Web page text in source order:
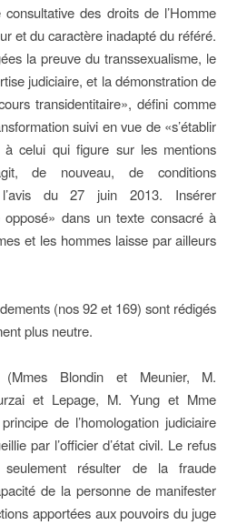
des droits de l’Homme
et du caractère inadapté du référé.
la preuve du transsexualisme, le
judiciaire, et la démonstration de
transidentitaire», défini comme
suivi en vue de «s’établir
celui qui figure sur les mentions
de nouveau, de conditions
l’avis du 27 juin 2013. Insérer
opposé» dans un texte consacré à
et les hommes laisse par ailleurs
(nos 92 et 169) sont rédigés
plus neutre.
(Mmes Blondin et Meunier, M.
et Lepage, M. Yung et Mme
de l’homologation judiciaire
par l’officier d’état civil. Le refus
seulement résulter de la fraude
de la personne de manifester
apportées aux pouvoirs du juge